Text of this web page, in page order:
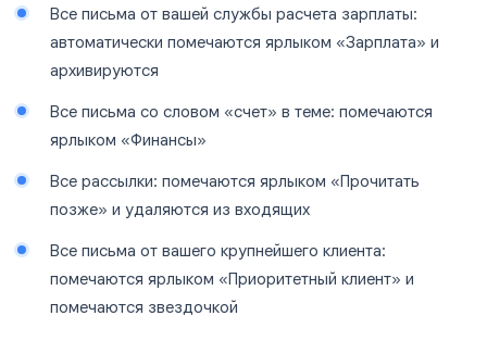
Все письма от вашей службы расчета зарплаты:
автоматически помечаются ярлыком «Зарплата» и
архивируются
Все письма со словом «счет» в теме: помечаются
ярлыком «Финансы»
Все рассылки: помечаются ярлыком «Прочитать
позже» и удаляются из входящих
Все письма от вашего крупнейшего клиента:
помечаются ярлыком «Приоритетный клиент» и
помечаются звездочкой